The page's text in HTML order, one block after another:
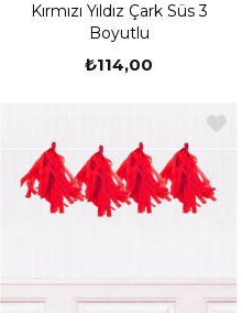
Kırmızı Yıldız Çark Süs 3
Boyutlu
₺114,00